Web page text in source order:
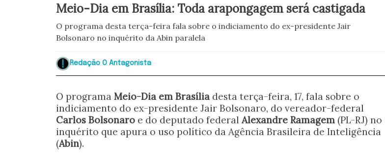
Meio-Dia em Brasília: Toda arapongagem será castigada
O programa desta terça-feira fala sobre o indiciamento do ex-presidente Jair
Bolsonaro no inquérito da Abin paralela
Redação O Antagonista
O programa Meio-Dia em Brasília desta terça-feira, 17, fala sobre o
indiciamento do ex-presidente Jair Bolsonaro, do vereador-federal
Carlos Bolsonaro e do deputado federal Alexandre Ramagem (PL-RJ) no
inquérito que apura o uso político da Agência Brasileira de Inteligência
(Abin).